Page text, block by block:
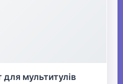
для мультитулів